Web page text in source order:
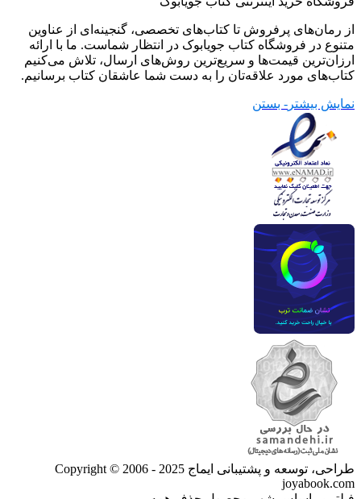
از رمان‌های پرفروش تا کتاب‌های تخصصی، گنجینه‌ای از عناوین
متنوع در فروشگاه کتاب جویابوک در انتظار شماست. ما با ارائه
ارزان‌ترین قیمت‌ها و سریع‌ترین روش‌های ارسال، تلاش می‌کنیم
کتاب‌های مورد علاقه‌تان را به دست شما عاشقان کتاب برسانیم.
نمایش بیشتر - بستن
طراحی، توسعه و پشتیبانی ایماج Copyright © 2006 - 2025
joyabook.com